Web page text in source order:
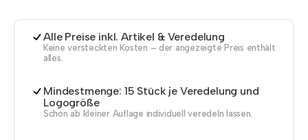
Alle Preise inkl. Artikel & Veredelung
Keine versteckten Kosten – der angezeigte Preis enthält
alles.
Mindestmenge: 15 Stück je Veredelung und
Logogröße
Schon ab kleiner Auflage individuell veredeln lassen.